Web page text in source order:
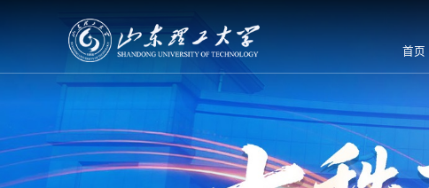
首页